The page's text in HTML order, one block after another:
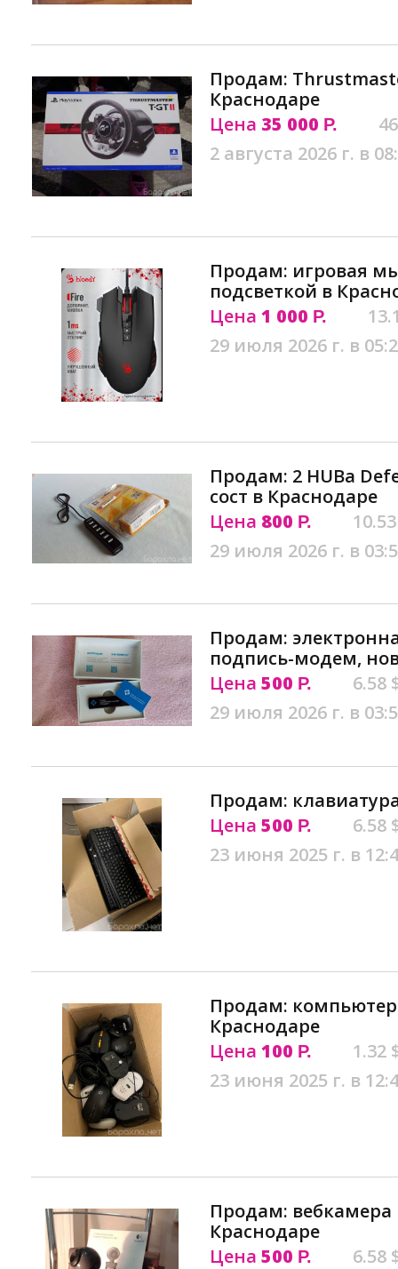
Продам:
Краснодаре
Цена 35 000 Р.
2 августа 2026 г. в
Продам: игровая
подсветкой в
Цена 1 000 Р.
29 июля 2026 г. в
Продам: 2 HUBа
сост в Краснодаре
Цена 800 Р.
29 июля 2026 г. в
Продам:
подпись-модем,
Цена 500 Р.
6.58
29 июля 2026 г. в
Продам:
Цена 500 Р.
6.58
23 июня 2025 г. в
Продам:
Краснодаре
Цена 100 Р.
1.32
23 июня 2025 г. в
Продам: вебкамера
Краснодаре
Цена 500 Р.
6.58